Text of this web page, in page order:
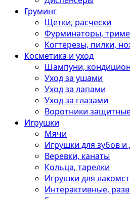
Груминг
Щетки, расчески
Фурминаторы,
Когтерезы, пилки,
Косметика и уход
Шампуни,
Уход за ушами
Уход за лапами
Уход за глазами
Воротники
Игрушки
Мячи
Игрушки для зубов и
Веревки, канаты
Кольца, тарелки
Игрушки для
Интерактивные,